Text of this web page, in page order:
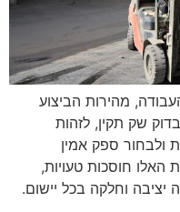
מהירות הביצוע
שק תקין, לזהות
ולבחור ספק אמין
חוסכות טעויות,
יציבה וחלקה בכל יישום.